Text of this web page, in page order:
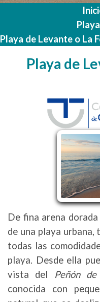
Playa de Levante o La
Playa de
De fina arena
de una playa
todas las
playa. Desde ella
vista del
Peñón
conocida con